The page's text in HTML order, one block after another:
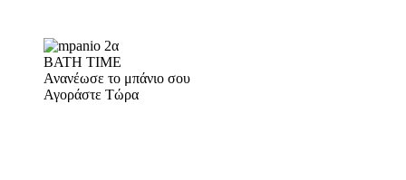
BATH TIME
Ανανέωσε το μπάνιο σου
Αγοράστε Τώρα